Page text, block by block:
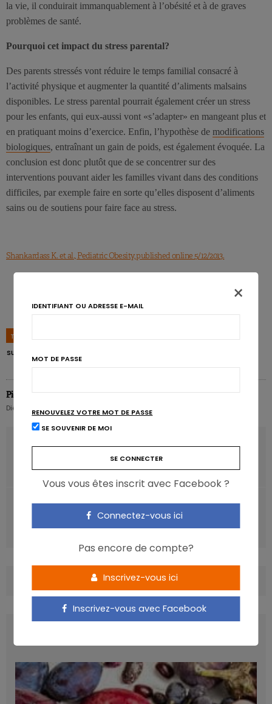
la vie, il conduirait immanquablement à l’obésité et à de graves
problèmes de santé.
Pourquoi cet impact du stress parental?
Des parents stressés vont réduire le temps familial consacré à
l’activité physique et augmenter la quantité d’aliments malsains
disponibles. Le stress parental pourrait également créer un stress
pour les enfants, qui eux-aussi vont «s’adapter» en mangeant plus et
en pratiquant moins d’exercice. Enfin, l’hypothèse de modifications
biologiques, entraînant un gain de poids, est également évoquée. La
conclusion est donc plutôt que de se concentrer sur des
interventions pouvant aider les familles vivant dans des conditions
difficiles, par exemple faire en sorte qu’elles disposent d’aliments
sains ou de soutiens pour faire face au stress.
Shankardass K. et al., Pediatric Obesity, published online 5/12/2013.
TAGS
SURPOIDS
Pierre Pérochon
Diététicien nutritionniste hospitalier
La Commission européenne revoit les valeurs
d’exposition pour l’acrylamide
ARTICLE SUIVANT
L’alimentation du papa pourrait influencer la santé de
son enfant
×
IDENTIFIANT OU ADRESSE E-MAIL
MOT DE PASSE
RENOUVELEZ VOTRE MOT DE PASSE
SE SOUVENIR DE MOI
Vous vous êtes inscrit avec Facebook ?
Connectez-vous ici
Pas encore de compte?
Inscrivez-vous ici
Inscrivez-vous avec Facebook